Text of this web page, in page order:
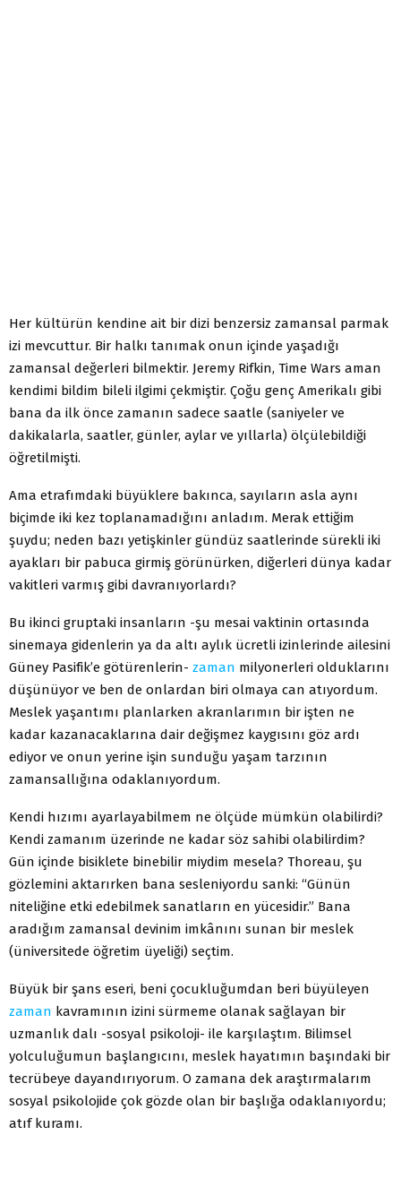
Her kültürün kendine ait bir dizi benzersiz zamansal parmak
izi mevcuttur. Bir halkı tanımak onun içinde yaşadığı
zamansal değerleri bilmektir. Jeremy Rifkin, Time Wars aman
kendimi bildim bileli ilgimi çekmiştir. Çoğu genç Amerikalı gibi
bana da ilk önce zamanın sadece saatle (saniyeler ve
dakikalarla, saatler, günler, aylar ve yıllarla) ölçülebildiği
öğretilmişti.
Ama etrafımdaki büyüklere bakınca, sayıların asla aynı
biçimde iki kez toplanamadığını anladım. Merak ettiğim
şuydu; neden bazı yetişkinler gündüz saatlerinde sürekli iki
ayakları bir pabuca girmiş görünürken, diğerleri dünya kadar
vakitleri varmış gibi davranıyorlardı?
Bu ikinci gruptaki insanların -şu mesai vaktinin ortasında
sinemaya gidenlerin ya da altı aylık ücretli izinlerinde ailesini
Güney Pasifik’e götürenlerin- zaman milyonerleri olduklarını
düşünüyor ve ben de onlardan biri olmaya can atıyordum.
Meslek yaşantımı planlarken akranlarımın bir işten ne
kadar kazanacaklarına dair değişmez kaygısını göz ardı
ediyor ve onun yerine işin sunduğu yaşam tarzının
zamansallığına odaklanıyordum.
Kendi hızımı ayarlayabilmem ne ölçüde mümkün olabilirdi?
Kendi zamanım üzerinde ne kadar söz sahibi olabilirdim?
Gün içinde bisiklete binebilir miydim mesela? Thoreau, şu
gözlemini aktarırken bana sesleniyordu sanki: “Günün
niteliğine etki edebilmek sanatların en yücesidir.” Bana
aradığım zamansal devinim imkânını sunan bir meslek
(üniversitede öğretim üyeliği) seçtim.
Büyük bir şans eseri, beni çocukluğumdan beri büyüleyen
zaman kavramının izini sürmeme olanak sağlayan bir
uzmanlık dalı -sosyal psikoloji- ile karşılaştım. Bilimsel
yolculuğumun başlangıcını, meslek hayatımın başındaki bir
tecrübeye dayandırıyorum. O zamana dek araştırmalarım
sosyal psikolojide çok gözde olan bir başlığa odaklanıyordu;
atıf kuramı.